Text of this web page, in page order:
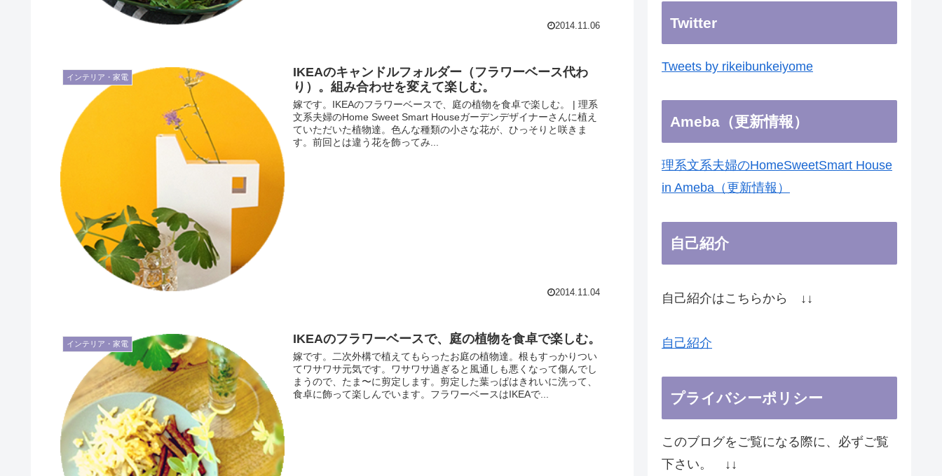
2014.11.06
インテリア・家電
IKEAのキャンドルフォルダー（フラワーベース代わ
り）。組み合わせを変えて楽しむ。
嫁です。IKEAのフラワーベースで、庭の植物を食卓で楽しむ。 | 理系
文系夫婦のHome Sweet Smart Houseガーデンデザイナーさんに植え
ていただいた植物達。色んな種類の小さな花が、ひっそりと咲きま
す。前回とは違う花を飾ってみ...
2014.11.04
インテリア・家電 IKEAのフラワーベースで、庭の植物を食卓で楽しむ。
嫁です。二次外構で植えてもらったお庭の植物達。根もすっかりつい
てワサワサ元気です。ワサワサ過ぎると風通しも悪くなって傷んでし
まうので、たま〜に剪定します。剪定した葉っぱはきれいに洗って、
食卓に飾って楽しんでいます。フラワーベースはIKEAで...
Twitter
Tweets by rikeibunkeiyome
Ameba（更新情報）
理系文系夫婦のHomeSweetSmart House
in Ameba（更新情報）
自己紹介
自己紹介はこちらから ↓↓
自己紹介
プライバシーポリシー
このブログをご覧になる際に、必ずご覧
下さい。 ↓↓